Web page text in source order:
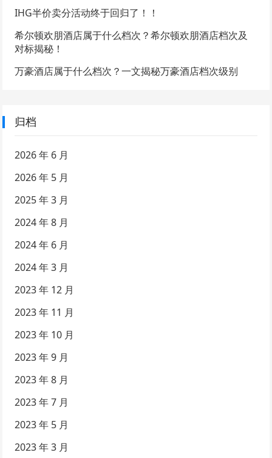
IHG半价卖分活动终于回归了！！
希尔顿欢朋酒店属于什么档次？希尔顿欢朋酒店档次及
对标揭秘！
万豪酒店属于什么档次？一文揭秘万豪酒店档次级别
归档
2026 年 6 月
2026 年 5 月
2025 年 3 月
2024 年 8 月
2024 年 6 月
2024 年 3 月
2023 年 12 月
2023 年 11 月
2023 年 10 月
2023 年 9 月
2023 年 8 月
2023 年 7 月
2023 年 5 月
2023 年 3 月